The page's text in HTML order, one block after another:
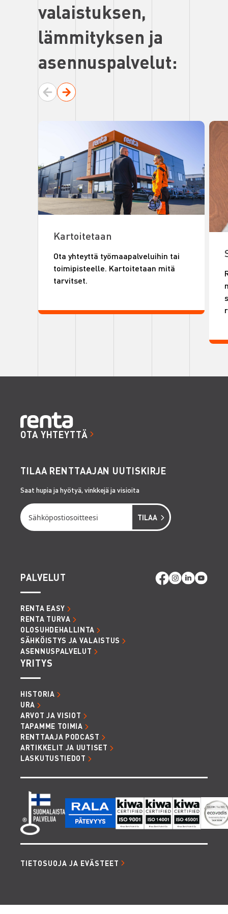
valaistuksen,
lämmityksen ja
asennuspalvelut:
Kartoitetaan
Ota yhteyttä työmaapalveluihin tai
toimipisteelle. Kartoitetaan mitä
tarvitset.
OTA YHTEYTTÄ
TILAA RENTTAAJAN UUTISKIRJE
Saat hupia ja hyötyä, vinkkejä ja visioita
PALVELUT
RENTA EASY
RENTA TURVA
OLOSUHDEHALLINTA
SÄHKÖISTYS JA VALAISTUS
ASENNUSPALVELUT
YRITYS
HISTORIA
URA
ARVOT JA VISIOT
TAPAMME TOIMIA
RENTTAAJA PODCAST
ARTIKKELIT JA UUTISET
LASKUTUSTIEDOT
TIETOSUOJA JA EVÄSTEET